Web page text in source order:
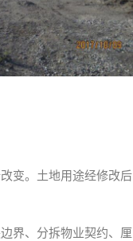
变。土地用途经修改后
界、分拆物业契约、厘